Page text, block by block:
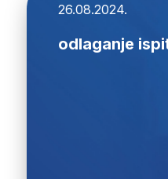
26.08.2024.
odlaganje